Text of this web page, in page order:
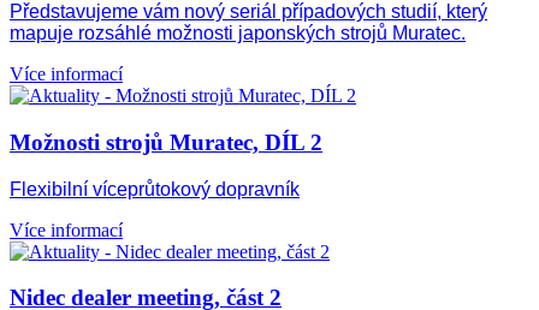
Představujeme vám nový seriál případových studií, který
mapuje rozsáhlé možnosti japonských strojů Muratec.
Více informací
Možnosti strojů Muratec, DÍL 2
Flexibilní víceprůtokový dopravník
Více informací
Nidec dealer meeting, část 2